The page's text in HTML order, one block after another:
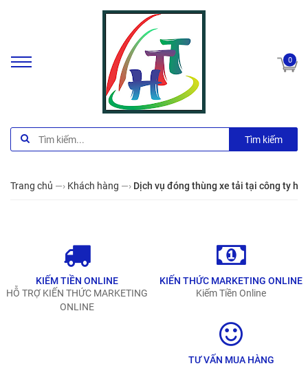
0
Tìm kiếm
Trang chủ —› Khách hàng —› Dịch vụ đóng thùng xe tải tại công ty
KIẾM TIỀN ONLINE
HỖ TRỢ KIẾN THỨC MARKETING
ONLINE
KIẾN THỨC MARKETING ONLINE
Kiếm Tiền Online
TƯ VẤN MUA HÀNG